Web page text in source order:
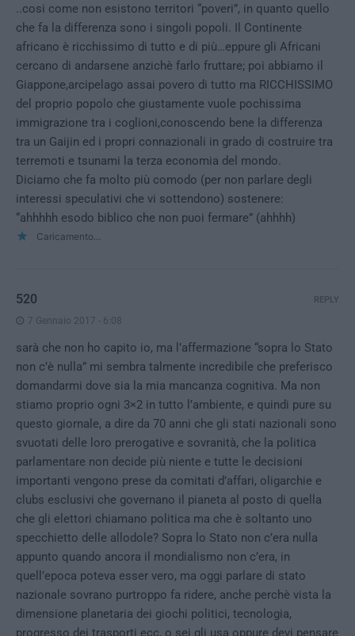
..cosi come non esistono territori “poveri”, in quanto quello
che fa la differenza sono i singoli popoli. Il Continente
africano è ricchissimo di tutto e di più…eppure gli Africani
cercano di andarsene anzichè farlo fruttare; poi abbiamo il
Giappone,arcipelago assai povero di tutto ma RICCHISSIMO
del proprio popolo che giustamente vuole pochissima
immigrazione tra i coglioni,conoscendo bene la differenza
tra un Gaijin ed i propri connazionali in grado di costruire tra
terremoti e tsunami la terza economia del mondo.
Diciamo che fa molto più comodo (per non parlare degli
interessi speculativi che vi sottendono) sostenere:
“ahhhhh esodo biblico che non puoi fermare” (ahhhh)
Caricamento...
520
7 Gennaio 2017 - 6:08
sarà che non ho capito io, ma l’affermazione “sopra lo Stato
non c’è nulla” mi sembra talmente incredibile che preferisco
domandarmi dove sia la mia mancanza cognitiva. Ma non
stiamo proprio ogni 3×2 in tutto l’ambiente, e quindi pure su
questo giornale, a dire da 70 anni che gli stati nazionali sono
svuotati delle loro prerogative e sovranità, che la politica
parlamentare non decide più niente e tutte le decisioni
importanti vengono prese da comitati d’affari, oligarchie e
clubs esclusivi che governano il pianeta al posto di quella
che gli elettori chiamano politica ma che è soltanto uno
specchietto delle allodole? Sopra lo Stato non c’era nulla
appunto quando ancora il mondialismo non c’era, in
quell’epoca poteva esser vero, ma oggi parlare di stato
nazionale sovrano purtroppo fa ridere, anche perchè vista la
dimensione planetaria dei giochi politici, tecnologia,
progresso dei trasporti ecc, o sei gli usa oppure devi pensare
REPLY